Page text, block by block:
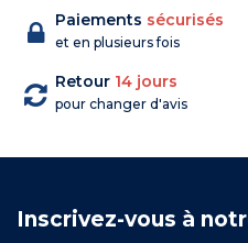
Paiements sécurisés
et en plusieurs fois
Retour 14 jours
pour changer d'avis
Inscrivez-vous à